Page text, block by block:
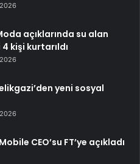
açıklarında su alan
kişi kurtarıldı
yeni sosyal
CEO’su FT’ye açıkladı